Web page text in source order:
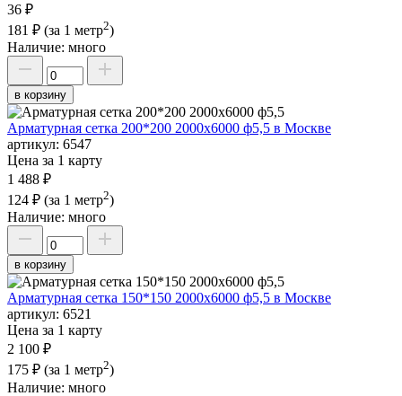
36 ₽
181 ₽ (за 1 метр2)
Наличие: много
в корзину
Арматурная сетка 200*200 2000х6000 ф5,5 в Москве
артикул: 6547
Цена за 1 карту
1 488 ₽
124 ₽ (за 1 метр2)
Наличие: много
в корзину
Арматурная сетка 150*150 2000х6000 ф5,5 в Москве
артикул: 6521
Цена за 1 карту
2 100 ₽
175 ₽ (за 1 метр2)
Наличие: много